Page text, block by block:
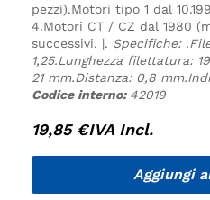
pezzi).Motori tipo 1 dal
4.Motori CT / CZ dal 1980
successivi. |. Specifiche: .
1,25.Lunghezza filettatura:
21 mm.Distanza: 0,8 mm.
Codice interno: 42019
19,85 €IVA Incl.
Aggiungi